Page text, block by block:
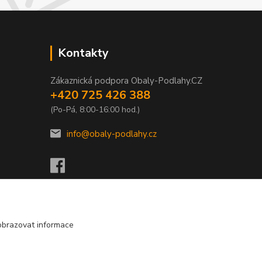
Kontakty
Zákaznická podpora Obaly-Podlahy.CZ
+420 725 426 388
(Po-Pá, 8:00-16:00 hod.)
info@obaly-podlahy.cz
informace